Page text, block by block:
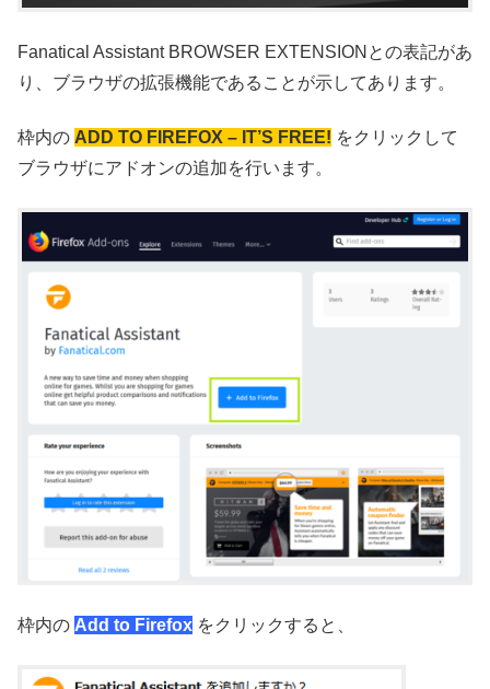
Fanatical Assistant BROWSER EXTENSIONとの表記があ
り、ブラウザの拡張機能であることが示してあります。
枠内の ADD TO FIREFOX – IT’S FREE! をクリックして
ブラウザにアドオンの追加を行います。
枠内の Add to Firefox をクリックすると、